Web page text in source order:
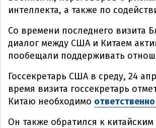
интеллекта, а также по
Со времени последнего визита
диалог между США и Китаем
пообещали поддерживать
Госсекретарь США в среду, 24
время визита госсекретарь
Китаю необходимо
Он также обратился к